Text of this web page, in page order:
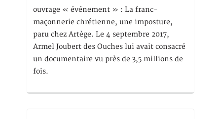
ouvrage « événement » : La franc-
maçonnerie chrétienne, une imposture,
paru chez Artège. Le 4 septembre 2017,
Armel Joubert des Ouches lui avait consacré
un documentaire vu près de 3,5 millions de
fois.